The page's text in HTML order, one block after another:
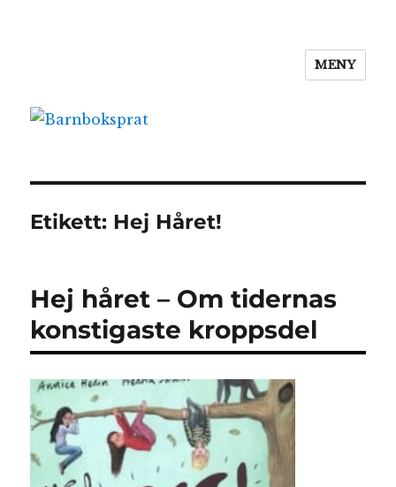
MENY
Etikett: Hej Håret!
Hej håret – Om tidernas
konstigaste kroppsdel